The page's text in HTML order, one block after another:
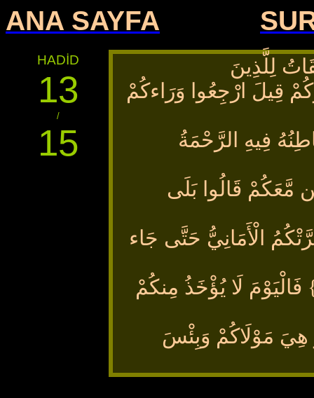
ANA SAYFA
HADİD
13
/
15
لِلَّذِينَ
قِيلَ ارْجِعُوا وَرَاءكُمْ
فِيهِ الرَّحْمَةُ
نَكُن مَّعَكُمْ قَالُوا بَلَى
الْأَمَانِيُّ حَتَّى جَاء
وَغَرَّكُم بِاللَّهِ الْغَرُورُ {14} فَالْيَوْمَ لَا يُؤْخَذُ مِنكُمْ
هِيَ مَوْلَاكُمْ وَبِئْسَ